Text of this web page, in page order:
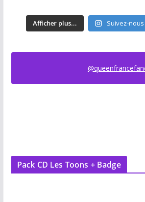
Afficher plus... Suivez-
Pack CD Les Toons + Badge